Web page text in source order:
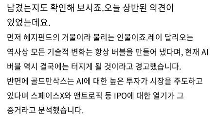
남겼는지도 확인해 보시죠.오늘 상반된 의견이
있었는데요.
먼저 헤지펀드의 거물이라 불리는 인물이죠.레이 달리오는
역사상 모든 기술적 변화는 항상 버블을 만들어 냈다며, 현재 AI
버블 역시 결국에는 터지게 될 것이라고 경고했습니다.
반면에 골드만삭스는 AI에 대한 높은 투자가 시장을 주도하고
있다며 스페이스X와 앤트로픽 등 IPO에 대한 열기가 그
증거라고 분석했습니다.